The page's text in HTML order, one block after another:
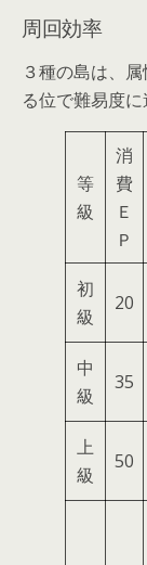
周回効率
３種の島は、
る位で難易度
等
級
消
費
Ｅ
Ｐ
初
級
20
中
級
35
上
級
50